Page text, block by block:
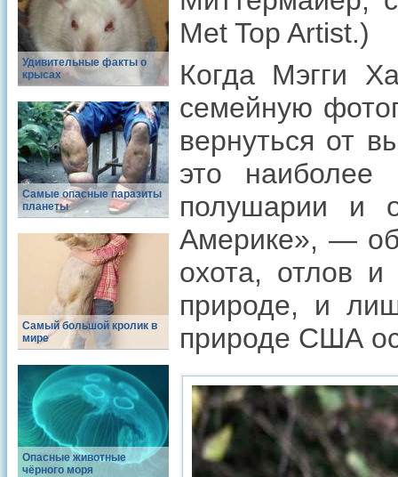
Удивительные факты о
крысах
Самые опасные паразиты
планеты
Самый большой кролик в
мире
Опасные животные
чёрного моря
Met Top Artist.)
Когда Мэгги
семейную
вернуться от
это наиболее
полушарии и
Америке», —
охота, отлов
природе, и
природе США